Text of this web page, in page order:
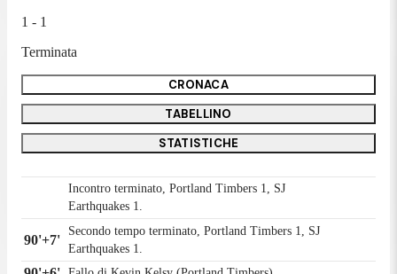
1 - 1
Terminata
CRONACA
TABELLINO
STATISTICHE
Incontro terminato, Portland Timbers 1, SJ
Earthquakes 1.
90'+7'
Secondo tempo terminato, Portland Timbers 1, SJ
Earthquakes 1.